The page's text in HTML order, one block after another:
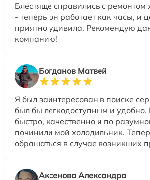
Блестяще справились с ремонтом
- теперь он работает как часы, и
приятно удивила. Рекомендую
компанию!
Богданов Матвей
Я был заинтересован в поиске
был бы легкодоступным и удобно.
быстро, качественно и по
починили мой холодильник.
обращаться в случае возникших
Аксенова Александра